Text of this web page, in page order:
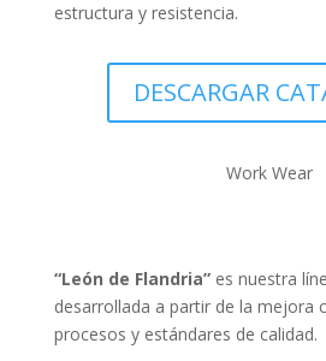
estructura y resistencia.
DESCARGAR
Work Wear
“León de Flandria”es nuestra
desarrollada a partir de la mejora
procesos y estándares de calidad.